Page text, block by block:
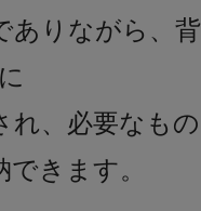
ありながら、背
れ、必要なもの
きます。